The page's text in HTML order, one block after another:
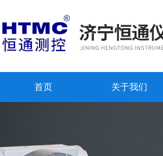
首页 关于我们